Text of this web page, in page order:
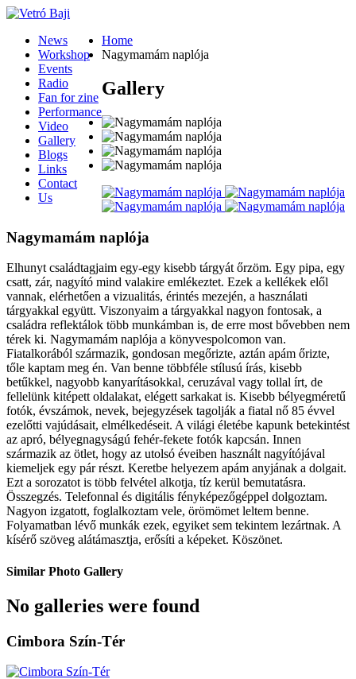
News
Workshop
Events
Radio
Fan for zine
Performance
Video
Gallery
Blogs
Links
Contact
Us
Home
Nagymamám naplója
Gallery
Nagymamám naplója
Elhunyt családtagjaim egy-egy kisebb tárgyát őrzöm. Egy pipa, egy
csatt, zár, nagyító mind valakire emlékeztet. Ezek a kellékek elől
vannak, elérhetően a vizualitás, érintés mezején, a használati
tárgyakkal együtt. Viszonyaim a tárgyakkal nagyon fontosak, a
családra reflektálok több munkámban is, de erre most bővebben nem
térek ki. Nagymamám naplója a könyvespolcomon van.
Fiatalkorából származik, gondosan megőrizte, aztán apám őrizte,
tőle kaptam meg én. Van benne többféle stílusú írás, kisebb
betűkkel, nagyobb kanyarításokkal, ceruzával vagy tollal írt, de
fellelünk kitépett oldalakat, elégett sarkakat is. Kisebb bélyegméretű
fotók, évszámok, nevek, bejegyzések tagolják a fiatal nő 85 évvel
ezelőtti vajúdásait, elmélkedéseit. A világi életébe kapunk betekintést
az apró, bélyegnagyságú fehér-fekete fotók kapcsán. Innen
származik az ötlet, hogy az utolsó éveiben használt nagyítójával
kiemeljek egy pár részt. Keretbe helyezem apám anyjának a dolgait.
Ezt a sorozatot is több felvétel alkotja, tíz kerül bemutatásra.
Összegzés. Telefonnal és digitális fényképezőgéppel dolgoztam.
Nagyon izgatott, foglalkoztam vele, örömömet leltem benne.
Folyamatban lévő munkák ezek, egyiket sem tekintem lezártnak. A
kísérő szöveg alátámasztja, erősíti a képeket. Köszönet.
Similar Photo Gallery
No galleries were found
Cimbora Szín-Tér